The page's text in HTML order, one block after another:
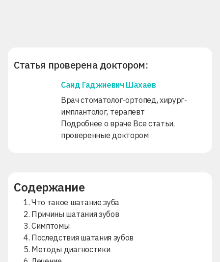
Содержание
1. Что такое шатание зуба
2. Причины шатания зубов
3. Симптомы
4. Последствия шатания зубов
5. Методы диагностики
Статья проверена доктором:
Саид Гаджиевич Шахаев
Врач стоматолог-ортопед, хирург-
имплантолог, терапевт
Подробнее о враче Все статьи,
проверенные доктором